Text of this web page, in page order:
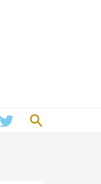
Pesquisar